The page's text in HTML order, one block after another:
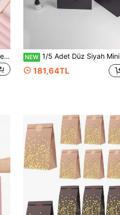
40/20/1 Adet Çiçek Desenli Hediye Paketleme Kağıdı, Altın Kenarlı Kore Tarzı Buket Sarma Kağıdı, DIY El Sanatları, Hediye Paketleme ve Dekoratif Çiçek Malzemeleri İçin Uygun, 23in X 23in, Pelür Kağıdı, Buket Malzemeleri, Pembe Pelür Kağıdı, Hediye Çantaları ve Paketleme İçin Uygun, Çok Renkli Hediye Paketleme Kağıdı, Püsküllü Çiçek Çelengi, Anneler Günü ve Mezuniyet İçin NEW 1/5 Adet Düz Siyah Minimalist Saplı Tote Çanta, Yatay ve Dikey Boş Taşıma Çantası, Cadılar Bayramı ve Noel Paketleme İçin, Parti Hediyelikleri ve Tatil Hediye Paketleme Malzemesi
181,64TL